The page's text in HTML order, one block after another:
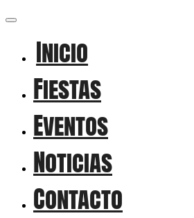
Inicio
Fiestas
Eventos
Noticias
Contacto